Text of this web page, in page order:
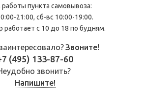
пункта самовывоза:
21:00, сб-вс 10:00-19:00.
работает с 10 до 18 по будням.
Звоните!
(495) 133-87-60
звонить?
Напишите!